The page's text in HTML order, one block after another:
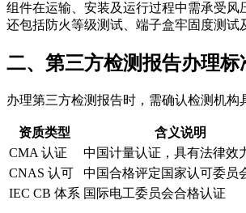
组件在运输、安装及运行过程中需承受
还包括防火等级测试、端子盒牢固度测试
二、第三方检测报告办理标
办理第三方检测报告时，需确认检测机
资质类型 含义说明
CMA 认证
中国计量认证，具有法律效
CNAS 认可
中国合格评定国家认可委员
IEC CB 体系 国际电工委员会合格认证